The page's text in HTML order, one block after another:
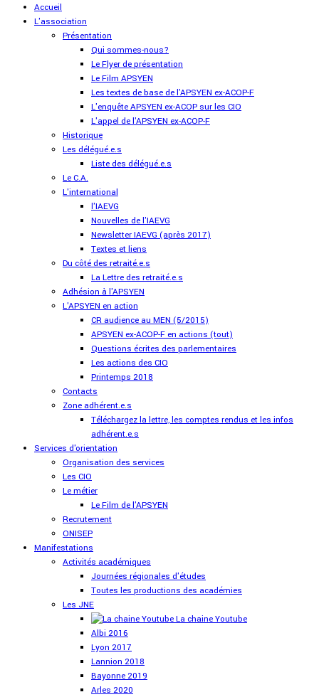
Accueil
L'association
Présentation
Qui sommes-nous?
Le Flyer de présentation
Le Film APSYEN
Les textes de base de l'APSYEN ex-ACOP-F
L'enquête APSYEN ex-ACOP sur les CIO
L'appel de l'APSYEN ex-ACOP-F
Historique
Les délégué.e.s
Liste des délégué.e.s
Le C.A.
L'international
l'IAEVG
Nouvelles de l'IAEVG
Newsletter IAEVG (après 2017)
Textes et liens
Du côté des retraité.e.s
La Lettre des retraité.e.s
Adhésion à l'APSYEN
L'APSYEN en action
CR audience au MEN (5/2015)
APSYEN ex-ACOP-F en actions (tout)
Questions écrites des parlementaires
Les actions des CIO
Printemps 2018
Contacts
Zone adhérent.e.s
Téléchargez la lettre, les comptes rendus et les infos
adhérent.e.s
Services d'orientation
Organisation des services
Les CIO
Le métier
Le Film de l'APSYEN
Recrutement
ONISEP
Manifestations
Activités académiques
Journées régionales d'études
Toutes les productions des académies
Les JNE
La chaine Youtube
Albi 2016
Lyon 2017
Lannion 2018
Bayonne 2019
Arles 2020